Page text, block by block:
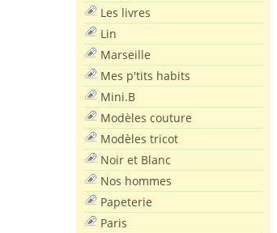
Les livres
Lin
Marseille
Mes p'tits habits
Mini.B
Modèles couture
Modèles tricot
Noir et Blanc
Nos hommes
Papeterie
Paris